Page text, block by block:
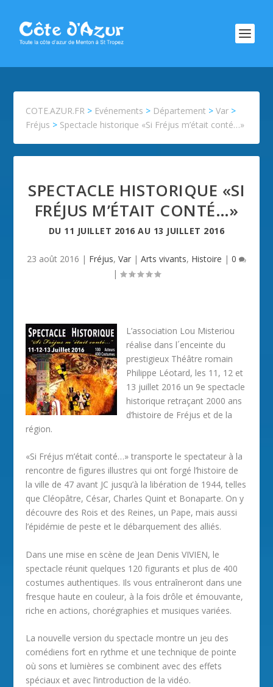
COTE.AZUR.FR > Evénements > Département >Var >
Fréjus > Spectacle historique «Si Fréjus m’était conté…»
SPECTACLE HISTORIQUE «SI
FRÉJUS M’ÉTAIT CONTÉ…»
DU 11 JUILLET 2016 AU 13 JUILLET 2016
23 août 2016 | Fréjus, Var | Arts vivants, Histoire | 0
|
L’association Lou Misteriou
réalise dans l´enceinte du
prestigieux Théâtre romain
Philippe Léotard, les 11, 12 et
13 juillet 2016 un 9e spectacle
historique retraçant 2000 ans
d’histoire de Fréjus et de la
région.
«Si Fréjus m’était conté…» transporte le spectateur à la
rencontre de figures illustres qui ont forgé l’histoire de
la ville de 47 avant JC jusqu’à la libération de 1944, telles
que Cléopâtre, César, Charles Quint et Bonaparte. On y
découvre des Rois et des Reines, un Pape, mais aussi
l’épidémie de peste et le débarquement des alliés.
Dans une mise en scène de Jean Denis VIVIEN, le
spectacle réunit quelques 120 figurants et plus de 400
costumes authentiques. Ils vous entraîneront dans une
fresque haute en couleur, à la fois drôle et émouvante,
riche en actions, chorégraphies et musiques variées.
La nouvelle version du spectacle montre un jeu des
comédiens fort en rythme et une technique de pointe
où sons et lumières se combinent avec des effets
spéciaux et avec l’introduction de la vidéo.